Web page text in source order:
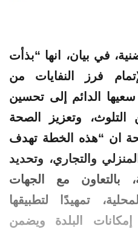
في بيان، انها “بذأت
فرز النفايات من
الدائم إلى تحسين
التلوث، وتعزيز الصحة
ان “هذه الخطة تهدف
والتجاري، وتحديد
بالتعاون مع الجهات
تمهيدًا لتطبيقها
البلدة ويضمن